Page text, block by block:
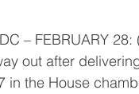
– FEBRUARY
out after
in the House